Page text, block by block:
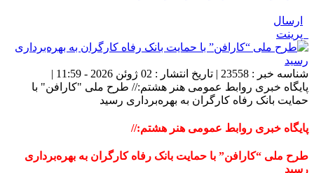
ارسال
پرینت
شناسه خبر : 23558 | تاریخ انتشار : 02 ژوئن 2026 - 11:59 |
پایگاه خبری روابط عمومی هنر هشتم:// طرح ملی "کارافن" با
حمایت بانک رفاه کارگران به بهره‌برداری رسید
پایگاه خبری روابط عمومی هنر هشتم://
طرح ملی “کارافن” با حمایت بانک رفاه کارگران به بهره‌برداری
رسید